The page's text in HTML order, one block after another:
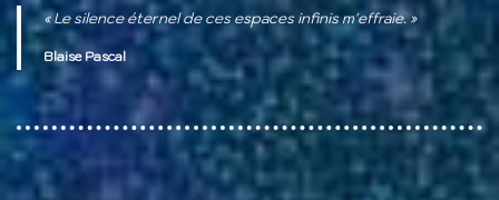
« Le silence éternel de ces espaces infinis m'effraie. »
Blaise Pascal